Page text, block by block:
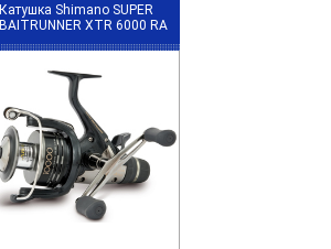
Катушка Shimano SUPER
BAITRUNNER XTR 6000 RA